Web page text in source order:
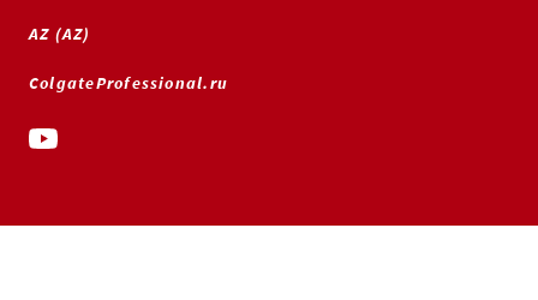
AZ (AZ)
ColgateProfessional.ru